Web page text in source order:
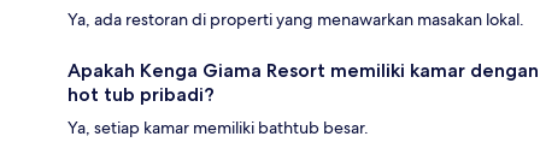
Ya, ada restoran di properti yang menawarkan masakan lokal.
Apakah Kenga Giama Resort memiliki kamar dengan
hot tub pribadi?
Ya, setiap kamar memiliki bathtub besar.